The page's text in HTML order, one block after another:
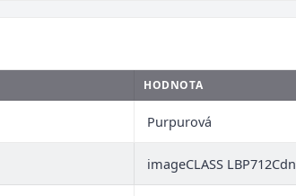
HODNOTA
Purpurová
imageCLASS LBP712Cdn